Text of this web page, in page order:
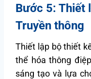
Bước 5: Thiết
Truyền thông
Thiết lập bộ thiết
thể hóa thông
sáng tạo và lựa